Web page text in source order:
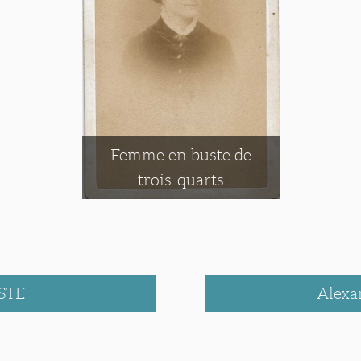
Femme en buste de
trois-quarts